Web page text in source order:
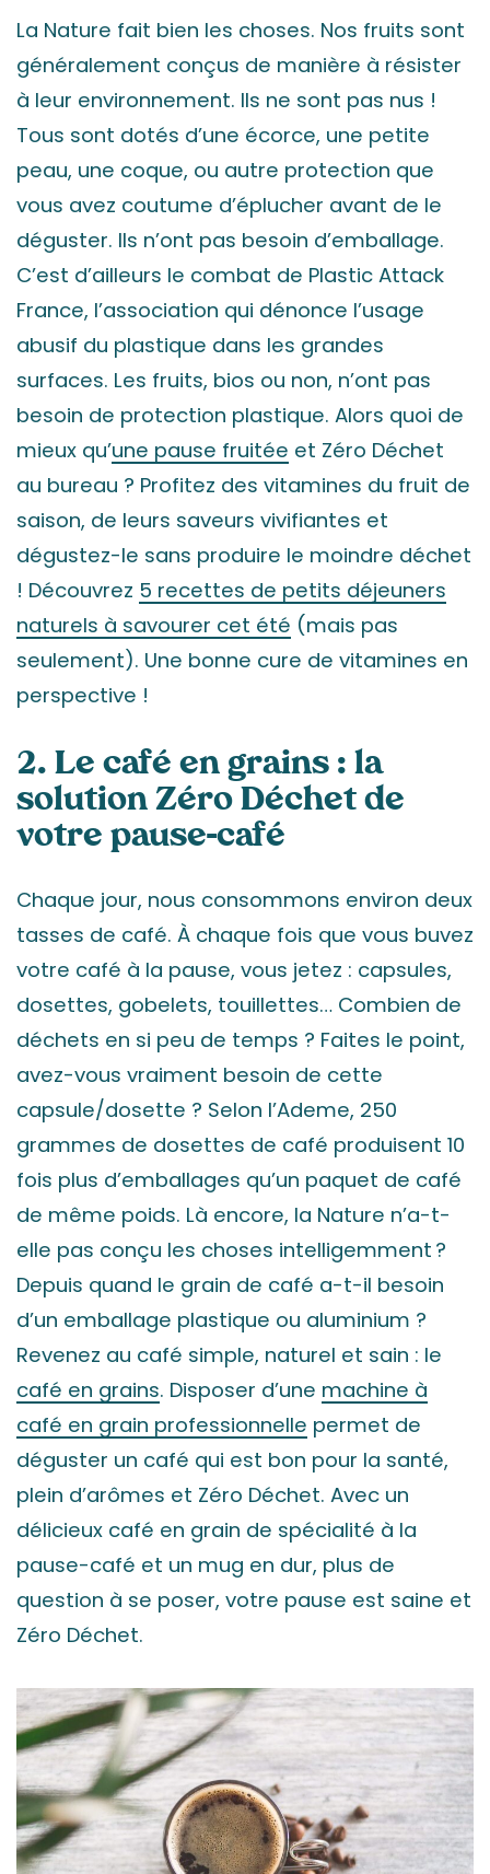
La Nature fait bien les choses. Nos fruits sont
généralement conçus de manière à résister
à leur environnement. Ils ne sont pas nus !
Tous sont dotés d’une écorce, une petite
peau, une coque, ou autre protection que
vous avez coutume d’éplucher avant de le
déguster. Ils n’ont pas besoin d’emballage.
C’est d’ailleurs le combat de Plastic Attack
France, l’association qui dénonce l’usage
abusif du plastique dans les grandes
surfaces. Les fruits, bios ou non, n’ont pas
besoin de protection plastique. Alors quoi de
mieux qu’une pause fruitée et Zéro Déchet
au bureau ? Profitez des vitamines du fruit de
saison, de leurs saveurs vivifiantes et
dégustez-le sans produire le moindre déchet
! Découvrez 5 recettes de petits déjeuners
naturels à savourer cet été (mais pas
seulement). Une bonne cure de vitamines en
perspective !
2. Le café en grains : la
solution Zéro Déchet de
votre pause-café
Chaque jour, nous consommons environ deux
tasses de café. À chaque fois que vous buvez
votre café à la pause, vous jetez : capsules,
dosettes, gobelets, touillettes… Combien de
déchets en si peu de temps ? Faites le point,
avez-vous vraiment besoin de cette
capsule/dosette ? Selon l’Ademe, 250
grammes de dosettes de café produisent 10
fois plus d’emballages qu’un paquet de café
de même poids. Là encore, la Nature n’a-t-
elle pas conçu les choses intelligemment ?
Depuis quand le grain de café a-t-il besoin
d’un emballage plastique ou aluminium ?
Revenez au café simple, naturel et sain : le
café en grains. Disposer d’une machine à
café en grain professionnelle permet de
déguster un café qui est bon pour la santé,
plein d’arômes et Zéro Déchet. Avec un
délicieux café en grain de spécialité à la
pause-café et un mug en dur, plus de
question à se poser, votre pause est saine et
Zéro Déchet.